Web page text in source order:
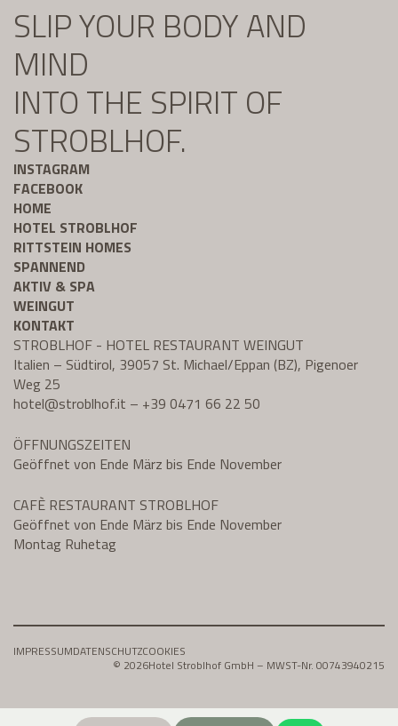
SLIP YOUR BODY AND
MIND
INTO THE SPIRIT OF
STROBLHOF.
INSTAGRAM
FACEBOOK
HOME
HOTEL STROBLHOF
RITTSTEIN HOMES
SPANNEND
AKTIV & SPA
WEINGUT
KONTAKT
STROBLHOF - HOTEL RESTAURANT WEINGUT
Italien – Südtirol, 39057 St. Michael/Eppan (BZ), Pigenoer
Weg 25
hotel@stroblhof.it – +39 0471 66 22 50
ÖFFNUNGSZEITEN
Geöffnet von Ende März bis Ende November
CAFÈ RESTAURANT STROBLHOF
Geöffnet von Ende März bis Ende November
Montag Ruhetag
IMPRESSUMDATENSCHUTZCOOKIES
© 2026Hotel Stroblhof GmbH – MWST-Nr. 00743940215